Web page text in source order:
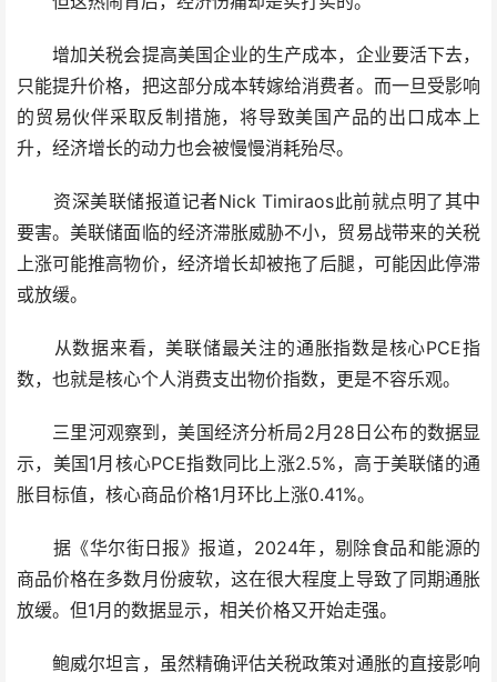
增加关税会提高美国企业的生产成本，企业要活下去，
只能提升价格，把这部分成本转嫁给消费者。而一旦受影响
的贸易伙伴采取反制措施，将导致美国产品的出口成本上
升，经济增长的动力也会被慢慢消耗殆尽。
资深美联储报道记者Nick Timiraos此前就点明了其中
要害。美联储面临的经济滞胀威胁不小，贸易战带来的关税
上涨可能推高物价，经济增长却被拖了后腿，可能因此停滞
或放缓。
从数据来看，美联储最关注的通胀指数是核心PCE指
数，也就是核心个人消费支出物价指数，更是不容乐观。
三里河观察到，美国经济分析局2月28日公布的数据显
示，美国1月核心PCE指数同比上涨2.5%，高于美联储的通
胀目标值，核心商品价格1月环比上涨0.41%。
据《华尔街日报》报道，2024年，剔除食品和能源的
商品价格在多数月份疲软，这在很大程度上导致了同期通胀
放缓。但1月的数据显示，相关价格又开始走强。
鲍威尔坦言，虽然精确评估关税政策对通胀的直接影响